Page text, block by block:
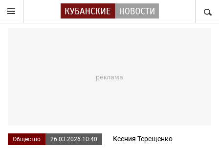
Общество 26.03.2026 10:40 Ксения Терещенко